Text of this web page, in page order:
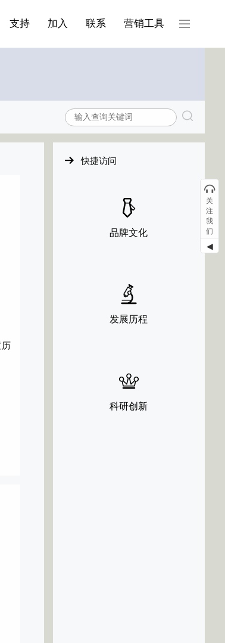
支持
加入
联系
营销工具
快捷访问
品牌文化
发展历程
科研创新
关
注
我
们
◀